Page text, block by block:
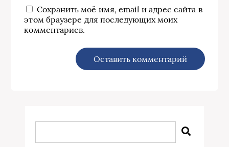
Сохранить моё имя, email и адрес сайта в
этом браузере для последующих моих
комментариев.